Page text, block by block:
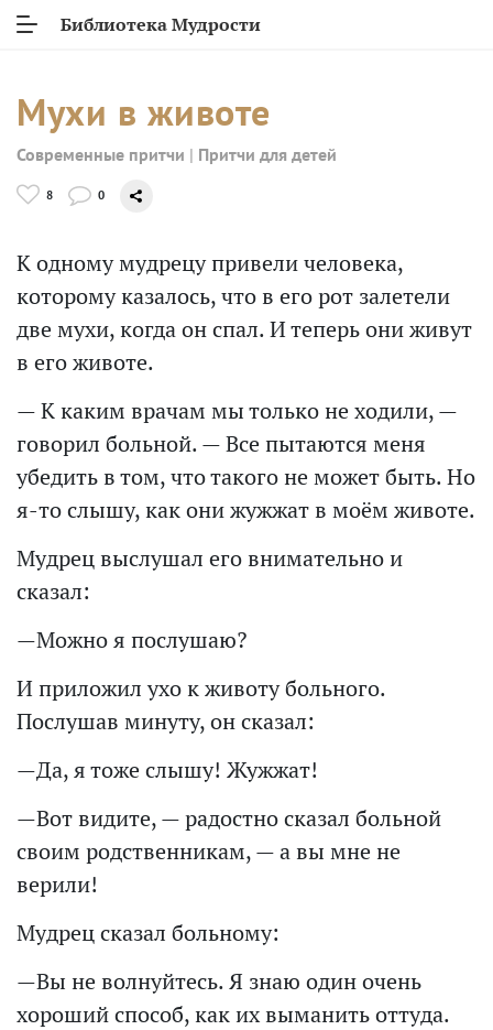
Библиотека Мудрости
Мухи в животе
Современные притчи | Притчи для детей
8 0
К одному мудрецу привели человека,
которому казалось, что в его рот залетели
две мухи, когда он спал. И теперь они живут
в его животе.
— К каким врачам мы только не ходили, —
говорил больной. — Все пытаются меня
убедить в том, что такого не может быть. Но
я-то слышу, как они жужжат в моём животе.
Мудрец выслушал его внимательно и
сказал:
—Можно я послушаю?
И приложил ухо к животу больного.
Послушав минуту, он сказал:
—Да, я тоже слышу! Жужжат!
—Вот видите, — радостно сказал больной
своим родственникам, — а вы мне не
верили!
Мудрец сказал больному:
—Вы не волнуйтесь. Я знаю один очень
хороший способ, как их выманить оттуда.